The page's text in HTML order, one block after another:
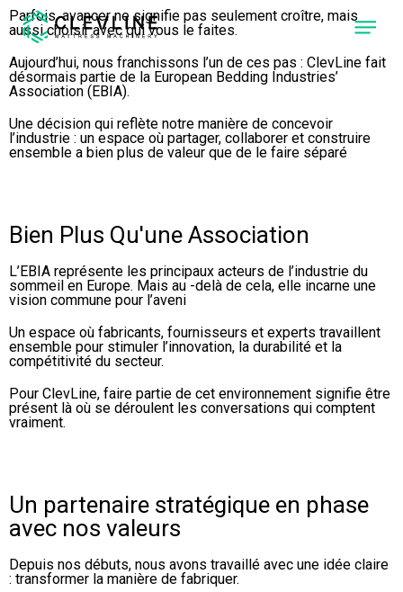
À PROPOS DE NOUS
PRODUITS
COUTURE
INDÉPENDANTES.
CLEVPANEL
MACHINE À
COUPER ET
PANNEAUX DE
MATELAS.
RÉALISEZ LE
NIVEAU SUIVANT
DANS VOTRE
DÉPARTEMENT
MARCHÉ.
CLEVSTACKER
INTÉGRÉE ET
SYNCHRONISÉE
POUR
Parfois, avancer ne signifie pas seulement croître, mais
aussi choisir avec qui vous le faites.
Aujourd’hui, nous franchissons l’un de ces pas : ClevLine fait
désormais partie de la European Bedding Industries’
Association (EBIA).
Une décision qui reflète notre manière de concevoir
l’industrie : un espace où partager, collaborer et construire
ensemble a bien plus de valeur que de le faire séparé
Bien Plus Qu'une Association
L’EBIA représente les principaux acteurs de l’industrie du
sommeil en Europe. Mais au -delà de cela, elle incarne une
vision commune pour l’aveni
Un espace où fabricants, fournisseurs et experts travaillent
ensemble pour stimuler l’innovation, la durabilité et la
compétitivité du secteur.
Pour ClevLine, faire partie de cet environnement signifie être
présent là où se déroulent les conversations qui comptent
vraiment.
Un partenaire stratégique en phase
avec nos valeurs
Depuis nos débuts, nous avons travaillé avec une idée claire
: transformer la manière de fabriquer.